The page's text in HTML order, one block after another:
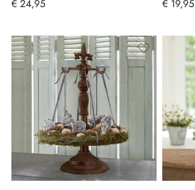
€ 24,95 € 19,95